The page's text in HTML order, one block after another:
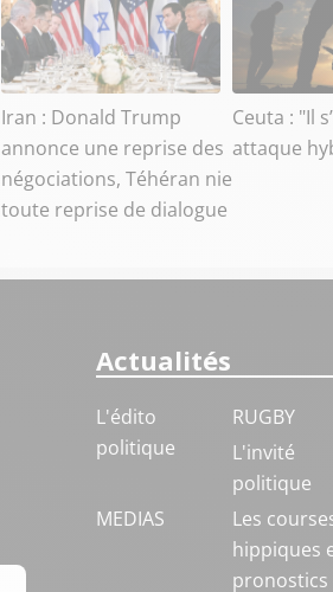
Iran : Donald Trump
annonce une reprise des
négociations, Téhéran nie
toute reprise de dialogue
Ceuta : "Il
attaque
Actualités
L'édito
politique
RUGBY
L'invité
politique
MEDIAS
Les
hippiques
pronostics